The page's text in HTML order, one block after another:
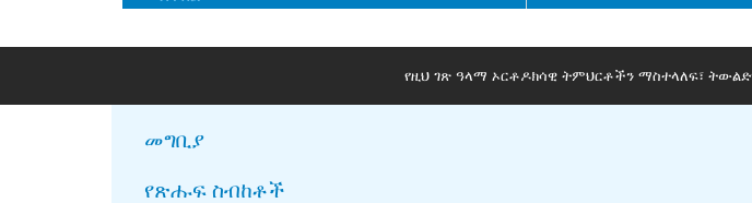
የዚህ ገጽ ዓላማ ኦርቶዶክሳዊ ትምህርቶችን ማስተላለፍ፣
መግቢያ
የጽሑፍ ስብከቶች